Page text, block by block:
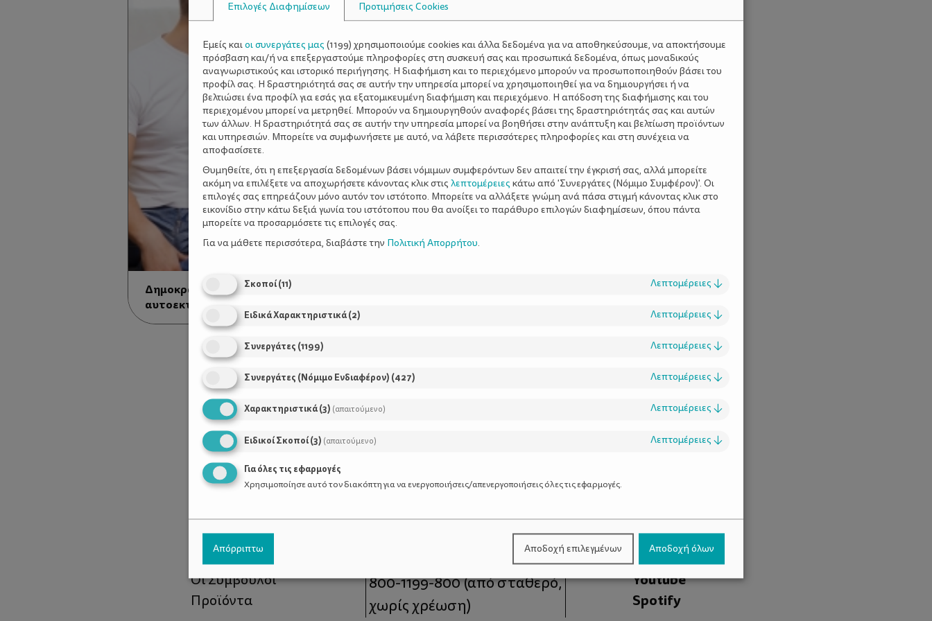
Δημοκρατική συμπεριφορά και
αυτοεκτίμηση
Χρήσιμοι Σύνδεσμοι
Τι είναι το ΔΕΛΤΑ moms
Οι Σύμβουλοι
Προϊόντα
Τηλέφωνο Επικοινωνίας:
800-1199-800(από σταθερό,
χωρίς χρέωση)
Facebook
Instagram
Youtube
Spotify
Επιλογές Διαφημίσεων Προτιμήσεις Cookies
Εμείς καιοι συνεργάτες μας (1199) χρησιμοποιούμε cookies και άλλα δεδομένα για να αποθηκεύσουμε, να αποκτήσουμε
πρόσβαση και/ή να επεξεργαστούμε πληροφορίες στη συσκευή σας και προσωπικά δεδομένα, όπως μοναδικούς
αναγνωριστικούς και ιστορικό περιήγησης. Η διαφήμιση και το περιεχόμενο μπορούν να προσωποποιηθούν βάσει του
προφίλ σας. Η δραστηριότητά σας σε αυτήν την υπηρεσία μπορεί να χρησιμοποιηθεί για να δημιουργήσει ή να
βελτιώσει ένα προφίλ για εσάς για εξατομικευμένη διαφήμιση και περιεχόμενο. Η απόδοση της διαφήμισης και του
περιεχομένου μπορεί να μετρηθεί. Μπορούν να δημιουργηθούν αναφορές βάσει της δραστηριότητάς σας και αυτών
των άλλων. Η δραστηριότητά σας σε αυτήν την υπηρεσία μπορεί να βοηθήσει στην ανάπτυξη και βελτίωση προϊόντων
και υπηρεσιών. Μπορείτε να συμφωνήσετε με αυτό, να λάβετε περισσότερες πληροφορίες και στη συνέχεια να
αποφασίσετε.
Θυμηθείτε, ότι η επεξεργασία δεδομένων βάσει νόμιμων συμφερόντων δεν απαιτεί την έγκρισή σας, αλλά μπορείτε
ακόμη να επιλέξετε να αποχωρήσετε κάνοντας κλικ στις λεπτομέρειες κάτω από 'Συνεργάτες (Νόμιμο Συμφέρον)'. Οι
επιλογές σας επηρεάζουν μόνο αυτόν τον ιστότοπο. Μπορείτε να αλλάξετε γνώμη ανά πάσα στιγμή κάνοντας κλικ στο
εικονίδιο στην κάτω δεξιά γωνία του ιστότοπου που θα ανοίξει το παράθυρο επιλογών διαφημίσεων, όπου πάντα
μπορείτε να προσαρμόσετε τις επιλογές σας.
Για να μάθετε περισσότερα, διαβάστε την Πολιτική Απορρήτου.
Σκοποί(11) Λεπτομέρειες ↓
Ειδικά Χαρακτηριστικά(2) Λεπτομέρειες ↓
Συνεργάτες (1199) Λεπτομέρειες ↓
Συνεργάτες (Νόμιμο Ενδιαφέρον) (427) Λεπτομέρειες ↓
Χαρακτηριστικά(3) (απαιτούμενο) Λεπτομέρειες ↓
Ειδικοί Σκοποί(3) (απαιτούμενο) Λεπτομέρειες ↓
Για όλες τις εφαρμογές
Χρησιμοποίησε αυτό τον διακόπτη για να ενεργοποιήσεις/απενεργοποιήσεις όλες τις εφαρμογές.
Απόρριπτω Αποδοχή επιλεγμένων Αποδοχή όλων